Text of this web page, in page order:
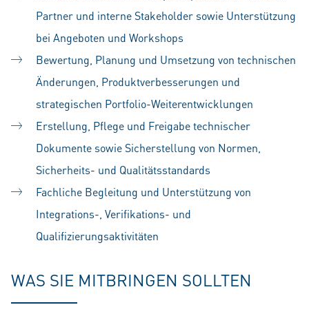
Partner und interne Stakeholder sowie Unterstützung
bei Angeboten und Workshops
Bewertung, Planung und Umsetzung von technischen
Änderungen, Produktverbesserungen und
strategischen Portfolio-Weiterentwicklungen
Erstellung, Pflege und Freigabe technischer
Dokumente sowie Sicherstellung von Normen,
Sicherheits- und Qualitätsstandards
Fachliche Begleitung und Unterstützung von
Integrations-, Verifikations- und
Qualifizierungsaktivitäten
WAS SIE MITBRINGEN SOLLTEN